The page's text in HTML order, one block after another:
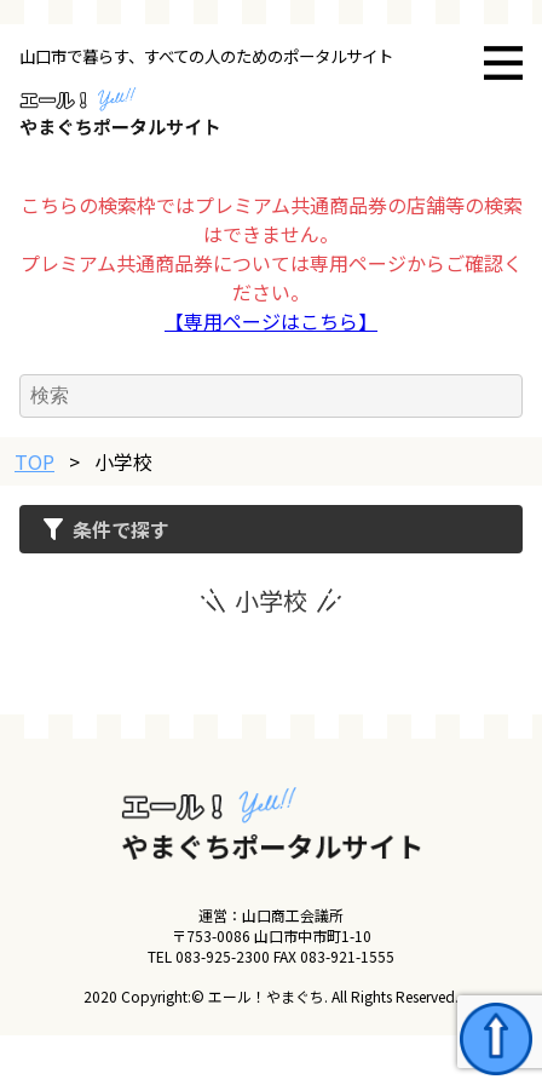
山口市で暮らす、すべての人のためのポータルサイト
こちらの検索枠ではプレミアム共通商品券の店舗等の検索
はできません。
プレミアム共通商品券については専用ページからご確認く
ださい。
【専用ページはこちら】
トップページ
その他
求人情報
お得
イベント情報の掲載はこちら
TOP > 小学校
条件で探す
小学校
運営：山口商工会議所
〒753-0086 山口市中市町1-10
TEL 083-925-2300 FAX 083-921-1555
2020 Copyright:© エール！やまぐち. All Rights Reserved.